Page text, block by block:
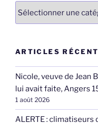
ARTICLES
Nicole, veuve de Jean
lui avait faite, Angers
1 août 2026
ALERTE :